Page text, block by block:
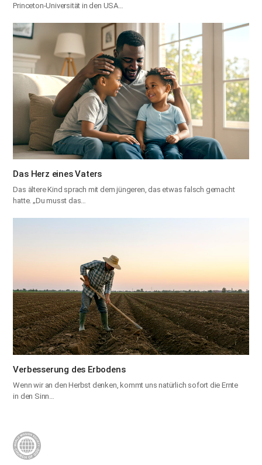
Princeton-Universität in den USA…
Das Herz eines Vaters
Das ältere Kind sprach mit dem jüngeren, das etwas falsch gemacht
hatte. „Du musst das…
Verbesserung des Erbodens
Wenn wir an den Herbst denken, kommt uns natürlich sofort die Ernte
in den Sinn…